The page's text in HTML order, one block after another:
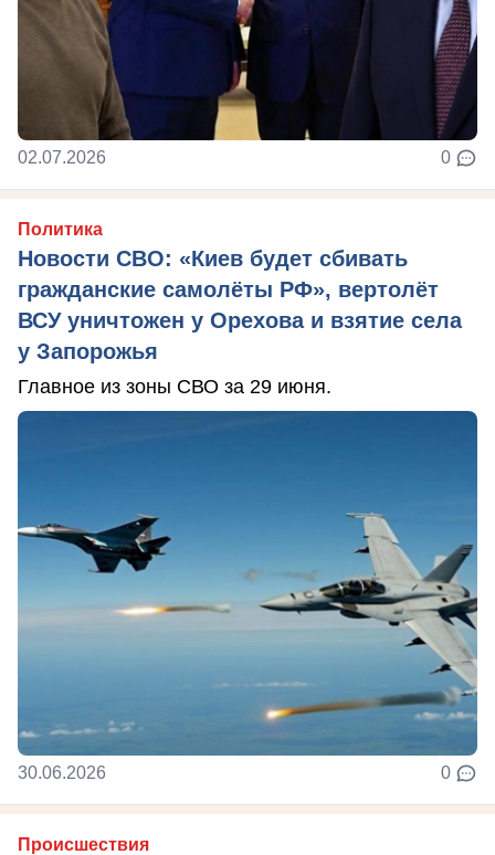
02.07.2026 0
Политика
Новости СВО: «Киев будет сбивать
гражданские самолёты РФ», вертолёт
ВСУ уничтожен у Орехова и взятие села
у Запорожья
Главное из зоны СВО за 29 июня.
30.06.2026 0
Происшествия